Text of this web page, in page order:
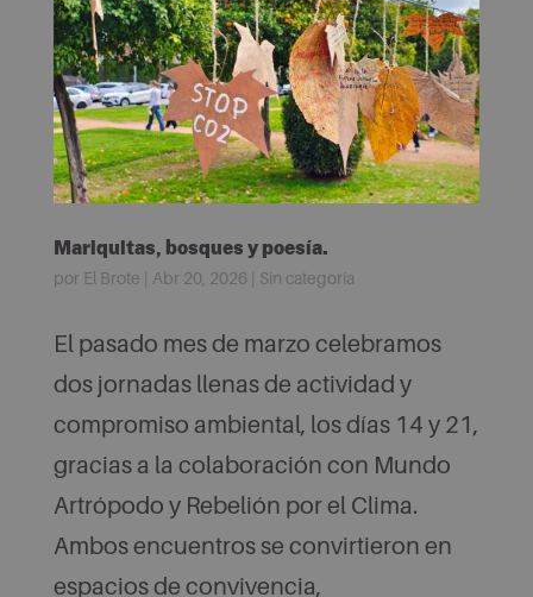
Mariquitas, bosques y poesía.
por El Brote Abr 20, 2026 Sin categoría
El pasado mes de marzo celebramos
dos jornadas llenas de actividad y
compromiso ambiental, los días 14 y 21,
gracias a la colaboración con Mundo
Artrópodo y Rebelión por el Clima.
Ambos encuentros se convirtieron en
espacios de convivencia,